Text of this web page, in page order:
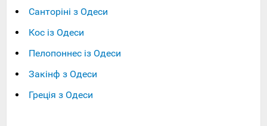
Санторіні з Одеси
Кос із Одеси
Пелопоннес із Одеси
Закінф з Одеси
Греція з Одеси